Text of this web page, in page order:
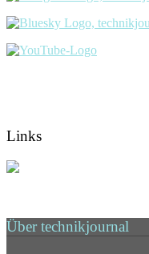
Links
Über technikjournal